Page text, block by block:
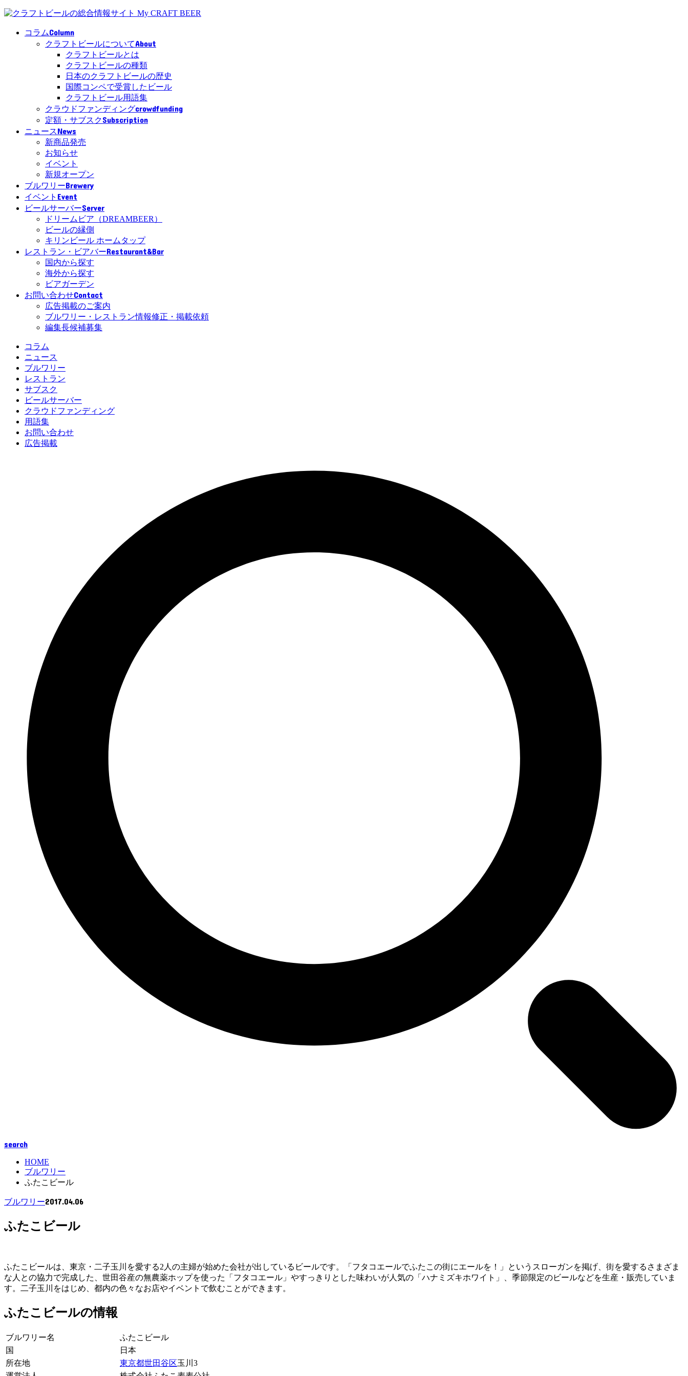
コラムColumn
クラフトビールについてAbout
クラフトビールとは
クラフトビールの種類
日本のクラフトビールの歴史
国際コンペで受賞したビール
クラフトビール用語集
クラウドファンディングcrowdfunding
定額・サブスクSubscription
ニュースNews
新商品発売
お知らせ
イベント
新規オープン
ブルワリーBrewery
イベント Event
ビールサーバーServer
ドリームビア（DREAMBEER）
ビールの縁側
キリンビール ホームタップ
レストラン・ビアバーRestaurant&Bar
国内から探す
海外から探す
ビアガーデン
お問い合わせContact
広告掲載のご案内
ブルワリー・レストラン情報修正・掲載依頼
編集長候補募集
コラム
ニュース
ブルワリー
レストラン
サブスク
ビールサーバー
クラウドファンディング
用語集
お問い合わせ
広告掲載
search
HOME
ブルワリー
ふたこビール
ブルワリー2017.04.06
ふたこビール
ふたこビールは、東京・二子玉川を愛する2人の主婦が始めた会社が出しているビールです。「フタコエールでふたこの街にエールを！」というスローガンを掲げ、街を愛するさまざま
な人との協力で完成した、世田谷産の無農薬ホップを使った「フタコエール」やすっきりとした味わいが人気の「ハナミズキホワイト」、季節限定のビールなどを生産・販売していま
す。二子玉川をはじめ、都内の色々なお店やイベントで飲むことができます。
ふたこビールの情報
ブルワリー名
ふたこビール
国
日本
所在地
東京都世田谷区玉川3